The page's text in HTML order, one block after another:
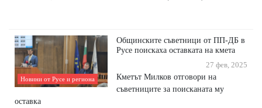
Новини от Русе и региона
Общинските съветници от ПП-ДБ в
Русе поискаха оставката на кмета
27 фев, 2025
Кметът Милков отговори на
съветниците за поисканата му
оставка